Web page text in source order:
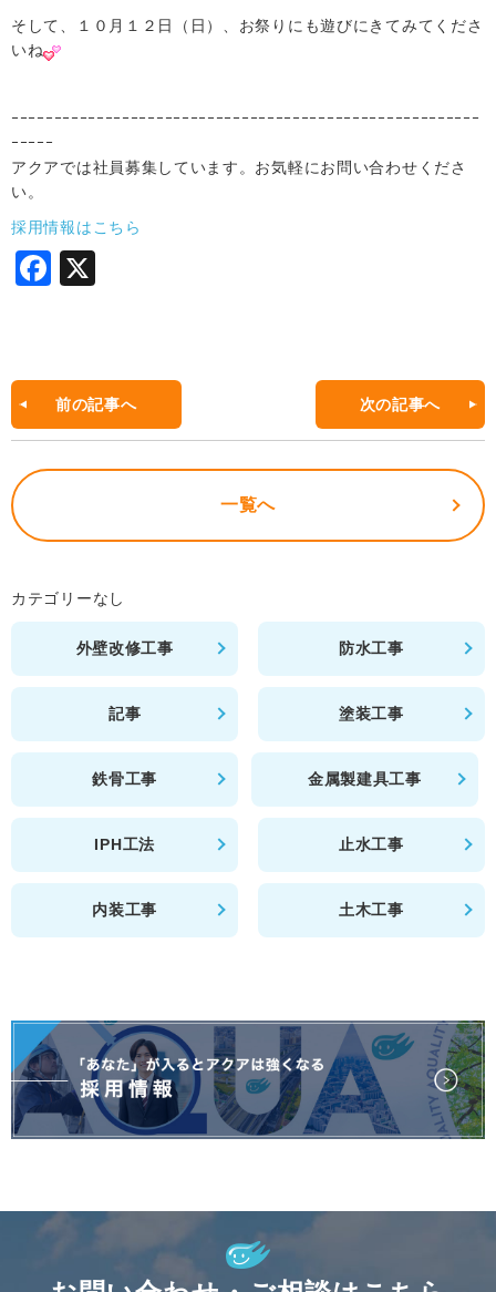
そして、１０月１２日（日）、お祭りにも遊びにきてみてくださ
いね
ｰｰｰｰｰｰｰｰｰｰｰｰｰｰｰｰｰｰｰｰｰｰｰｰｰｰｰｰｰｰｰｰｰｰｰｰｰｰｰｰｰｰｰｰｰｰｰｰｰｰｰｰｰｰｰ
ｰｰｰｰｰ
アクアでは社員募集しています。お気軽にお問い合わせくださ
い。
採用情報はこちら
F
e
b
o
o
前の記事へ 次の記事へ
一覧へ
カテゴリーなし
外壁改修工事 防水工事
記事 塗装工事
鉄骨工事 金属製建具工事
IPH工法 止水工事
内装工事 土木工事